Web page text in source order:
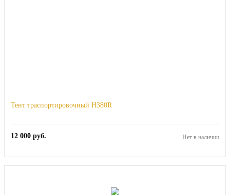
Тент траспортировочный H380R
12 000 руб. Нет в наличии